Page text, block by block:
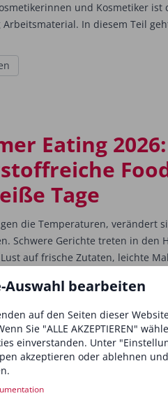
und Kosmetiker ist
In diesem Teil
Eating 2026:
Tage
die Temperaturen, verändert
Schwere Gerichte treten in den
auf frische Zutaten, leichte
Lebe
vergangenen vier Teilen dieser
für Schritt einem neuen
Auswahl bearbeiten
auf den Seiten dieser
Sie "ALLE AKZEPTIEREN"
einverstanden. Unter
akzeptieren oder ablehnen